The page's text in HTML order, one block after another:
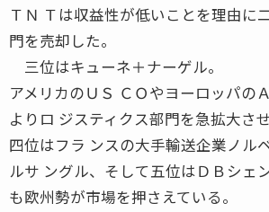
ＴＮ Ｔは収益性が低いことを理由に
門を売却した。
三位はキューネ＋ナーゲル。
アメリカのＵＳ ＣＯやヨーロッパの
よりロ ジスティクス部門を急拡大させ
四位はフラ ンスの大手輸送企業ノル
ルサ ングル、そして五位はＤＢシェ
も欧州勢が市場を押さえている。